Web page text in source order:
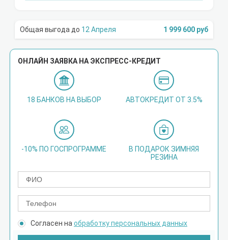
12 Апреля 1 999 600 руб
ОНЛАЙН ЗАЯВКА НА ЭКСПРЕСС-КРЕДИТ
18 БАНКОВ НА ВЫБОР АВТОКРЕДИТ ОТ 3.5%
-10% ПО ГОСПРОГРАММЕ
В ПОДАРОК ЗИМНЯЯ
РЕЗИНА
Согласен на обработку персональных данных